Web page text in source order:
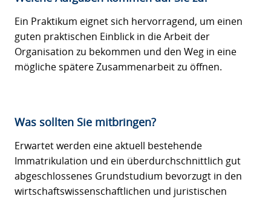
Ein Praktikum eignet sich hervorragend, um einen
guten praktischen Einblick in die Arbeit der
Organisation zu bekommen und den Weg in eine
mögliche spätere Zusammenarbeit zu öffnen.
Was sollten Sie mitbringen?
Erwartet werden eine aktuell bestehende
Immatrikulation und ein überdurchschnittlich gut
abgeschlossenes Grundstudium bevorzugt in den
wirtschaftswissenschaftlichen und juristischen